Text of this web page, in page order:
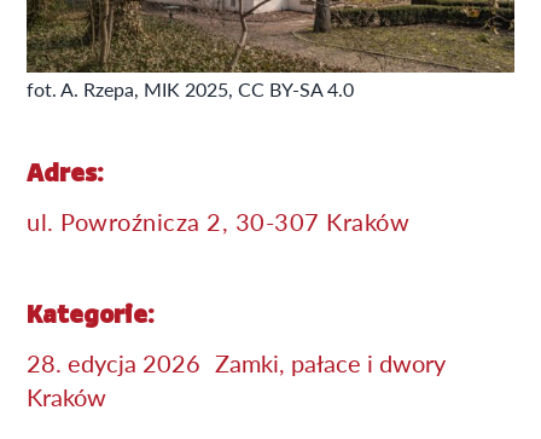
fot. A. Rzepa, MIK 2025, CC BY-SA 4.0
Adres:
ul. Powroźnicza 2, 30-307 Kraków
Kategorie:
28. edycja 2026 Zamki, pałace i dwory
Kraków